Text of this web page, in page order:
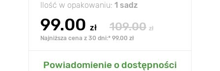
Ilość w opakowaniu: 1 sadz
99.00 zł 109.00 zł
Najniższa cena z 30 dni:* 99.00 zł
Powiadomienie o dostępności